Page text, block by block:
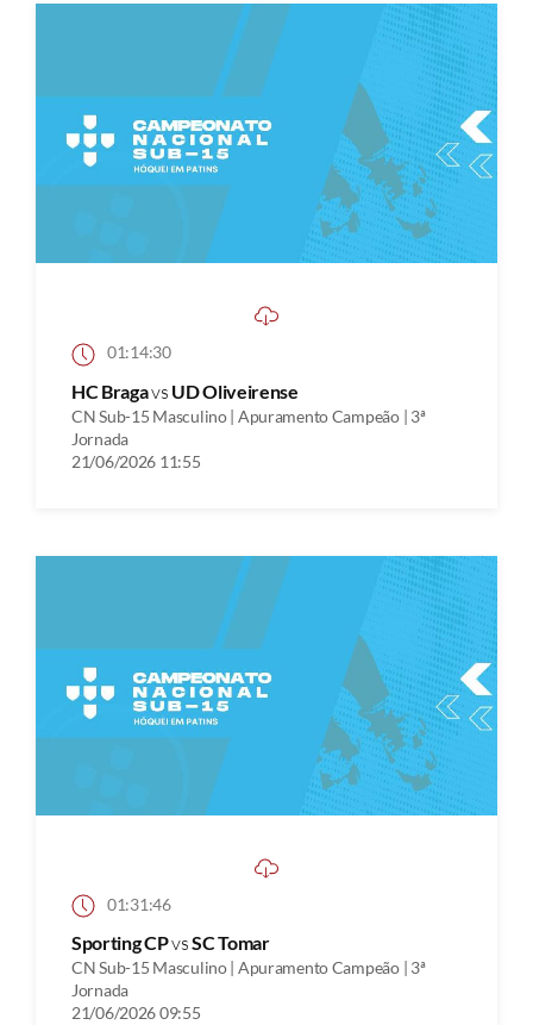
01:14:30
HC Bragavs UD Oliveirense
CN Sub-15 Masculino | Apuramento Campeão | 3ª
Jornada
21/06/2026 11:55
01:31:46
Sporting CPvsSC Tomar
CN Sub-15 Masculino | Apuramento Campeão | 3ª
Jornada
21/06/2026 09:55